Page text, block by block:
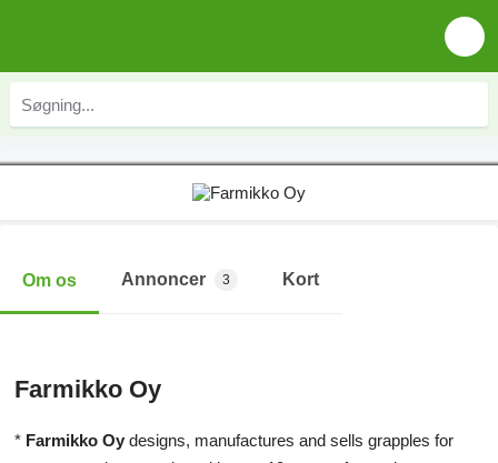
Om os Annoncer 3 Kort
Farmikko Oy
* Farmikko Oy designs, manufactures and sells grapples for